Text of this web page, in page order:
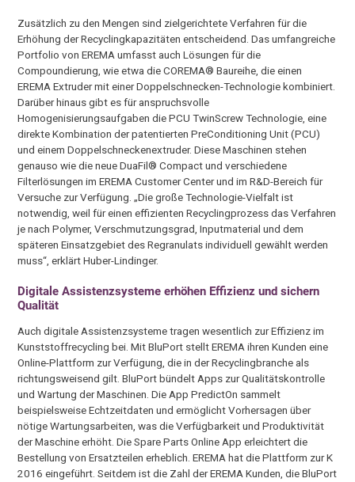
Zusätzlich zu den Mengen sind zielgerichtete Verfahren für die
Erhöhung der Recyclingkapazitäten entscheidend. Das umfangreiche
Portfolio von EREMA umfasst auch Lösungen für die
Compoundierung, wie etwa die COREMA® Baureihe, die einen
EREMA Extruder mit einer Doppelschnecken-Technologie kombiniert.
Darüber hinaus gibt es für anspruchsvolle
Homogenisierungsaufgaben die PCU TwinScrew Technologie, eine
direkte Kombination der patentierten PreConditioning Unit (PCU)
und einem Doppelschneckenextruder. Diese Maschinen stehen
genauso wie die neue DuaFil® Compact und verschiedene
Filterlösungen im EREMA Customer Center und im R&D-Bereich für
Versuche zur Verfügung. „Die große Technologie-Vielfalt ist
notwendig, weil für einen effizienten Recyclingprozess das Verfahren
je nach Polymer, Verschmutzungsgrad, Inputmaterial und dem
späteren Einsatzgebiet des Regranulats individuell gewählt werden
muss“, erklärt Huber-Lindinger.
Digitale Assistenzsysteme erhöhen Effizienz und sichern
Qualität
Auch digitale Assistenzsysteme tragen wesentlich zur Effizienz im
Kunststoffrecycling bei. Mit BluPort stellt EREMA ihren Kunden eine
Online-Plattform zur Verfügung, die in der Recyclingbranche als
richtungsweisend gilt. BluPort bündelt Apps zur Qualitätskontrolle
und Wartung der Maschinen. Die App PredictOn sammelt
beispielsweise Echtzeitdaten und ermöglicht Vorhersagen über
nötige Wartungsarbeiten, was die Verfügbarkeit und Produktivität
der Maschine erhöht. Die Spare Parts Online App erleichtert die
Bestellung von Ersatzteilen erheblich. EREMA hat die Plattform zur K
2016 eingeführt. Seitdem ist die Zahl der EREMA Kunden, die BluPort